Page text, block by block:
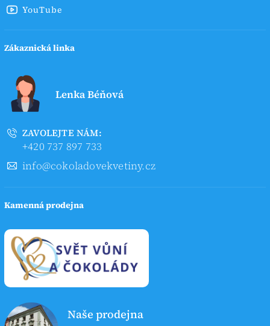
YouTube
Zákaznická linka
Lenka Béňová
ZAVOLEJTE NÁM:
+420 737 897 733
info@cokoladovekvetiny.cz
Kamenná prodejna
Naše prodejna